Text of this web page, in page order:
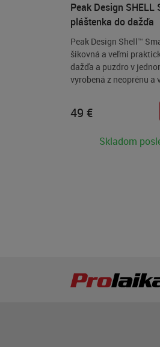
Peak Design SHELL
pláštenka do dažďa
Peak Design Shell™
šikovná a veľmi
dažďa a puzdro v
vyrobená z neoprénu a
váš fotoaparát. Chráni
dažďom ale aj pred
49 €
Skladom